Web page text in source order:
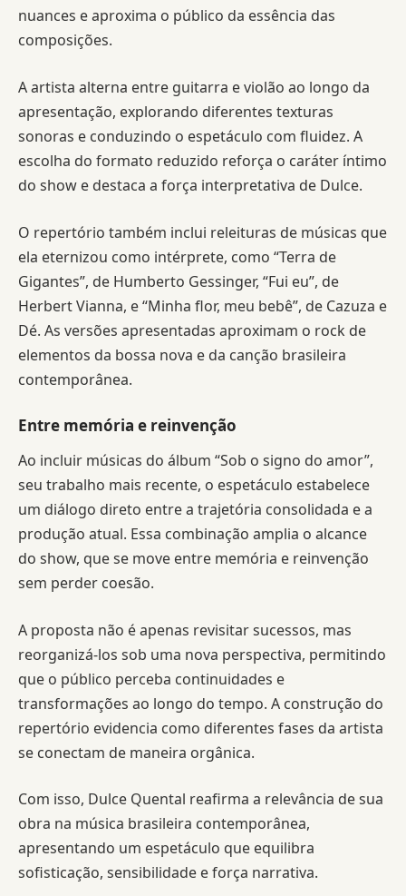
nuances e aproxima o público da essência das
composições.
A artista alterna entre guitarra e violão ao longo da
apresentação, explorando diferentes texturas
sonoras e conduzindo o espetáculo com fluidez. A
escolha do formato reduzido reforça o caráter íntimo
do show e destaca a força interpretativa de Dulce.
O repertório também inclui releituras de músicas que
ela eternizou como intérprete, como “Terra de
Gigantes”, de Humberto Gessinger, “Fui eu”, de
Herbert Vianna, e “Minha flor, meu bebê”, de Cazuza e
Dé. As versões apresentadas aproximam o rock de
elementos da bossa nova e da canção brasileira
contemporânea.
Entre memória e reinvenção
Ao incluir músicas do álbum “Sob o signo do amor”,
seu trabalho mais recente, o espetáculo estabelece
um diálogo direto entre a trajetória consolidada e a
produção atual. Essa combinação amplia o alcance
do show, que se move entre memória e reinvenção
sem perder coesão.
A proposta não é apenas revisitar sucessos, mas
reorganizá-los sob uma nova perspectiva, permitindo
que o público perceba continuidades e
transformações ao longo do tempo. A construção do
repertório evidencia como diferentes fases da artista
se conectam de maneira orgânica.
Com isso, Dulce Quental reafirma a relevância de sua
obra na música brasileira contemporânea,
apresentando um espetáculo que equilibra
sofisticação, sensibilidade e força narrativa.